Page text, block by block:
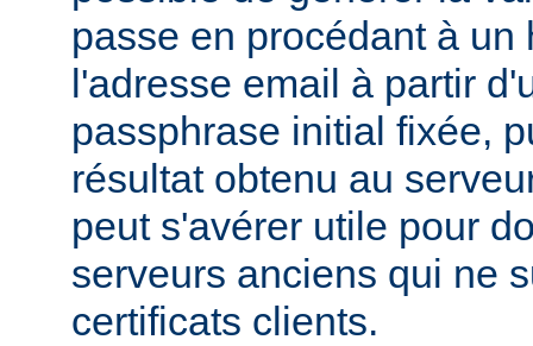
passe en procédant à un
l'adresse email à partir
passphrase initial fixée,
résultat obtenu au
peut s'avérer utile pour
serveurs anciens qui ne
certificats clients.